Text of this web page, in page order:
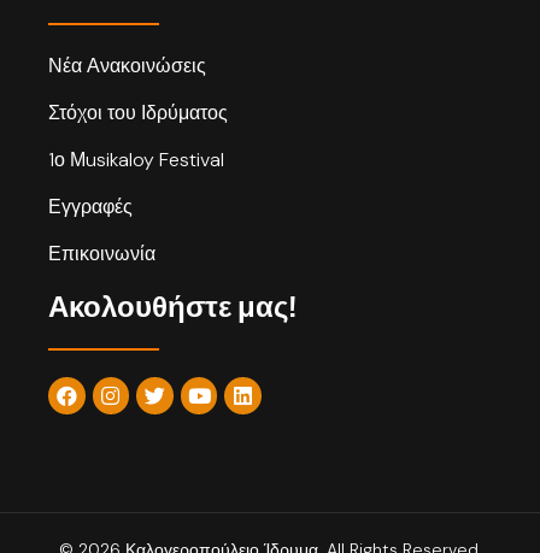
Νέα Ανακοινώσεις
Στόχοι του Ιδρύματος
1ο Μusikaloy Festival
Εγγραφές
Επικοινωνία
Ακολουθήστε μας!